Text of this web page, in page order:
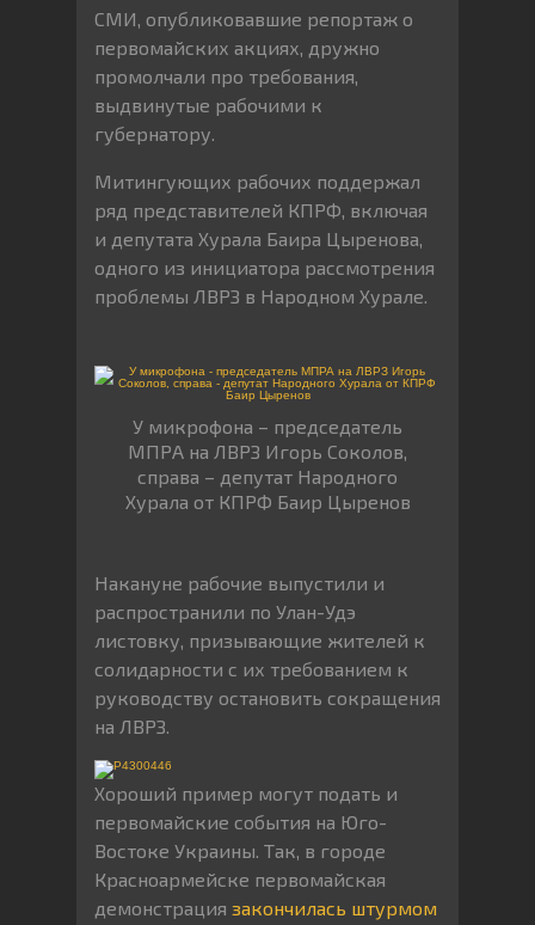
СМИ, опубликовавшие репортаж о
первомайских акциях, дружно
промолчали про требования,
выдвинутые рабочими к
губернатору.
Митингующих рабочих поддержал
ряд представителей КПРФ, включая
и депутата Хурала Баира Цыренова,
одного из инициатора рассмотрения
проблемы ЛВРЗ в Народном Хурале.
У микрофона – председатель
МПРА на ЛВРЗ Игорь Соколов,
справа – депутат Народного
Хурала от КПРФ Баир Цыренов
Накануне рабочие выпустили и
распространили по Улан-Удэ
листовку, призывающие жителей к
солидарности с их требованием к
руководству остановить сокращения
на ЛВРЗ.
Хороший пример могут подать и
первомайские события на Юго-
Востоке Украины. Так, в городе
Красноармейске первомайская
демонстрация закончилась штурмом